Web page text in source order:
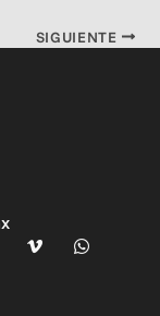
SIGUIENTE